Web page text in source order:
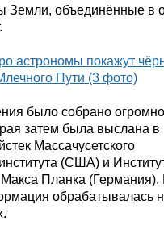
Земли, объединённые в
было собрано
затем была выслана в
Массачусетского
(США) и
Планка (Германия).
обрабатывалась